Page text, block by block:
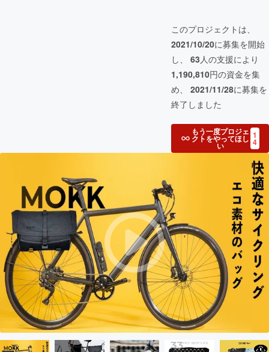
このプロジェクトは、
2021/10/20に募集を開始
し、 63人の支援により
1,190,810円の資金を集
め、 2021/11/28に募集を
終了しました
もう一度プロジェ
クトをやってほし
い
1
4